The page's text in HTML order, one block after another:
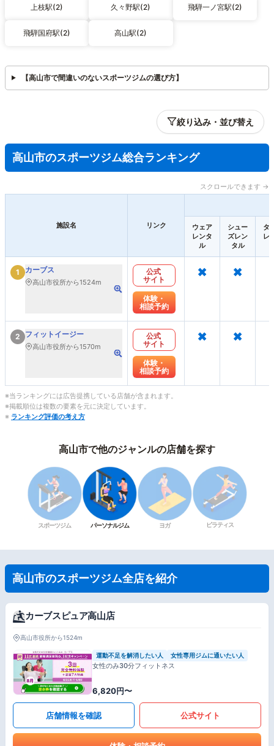
上枝駅(2) 久々野駅(2) 飛騨一ノ宮駅(2)
飛騨国府駅(2) 高山駅(2)
【高山市で間違いのないスポーツジムの選び方】
絞り込み・並び替え
高山市のスポーツジム総合ランキング
スクロールできます →
施設名 リンク
ウェア
レンタ
ル
シュー
ズレン
タル
タ
レ
1 カーブス
高山市役所から1524m
公式
サイト
体験・
相談予約
× ×
2 フィットイージー
高山市役所から1570m
公式
サイト
体験・
相談予約
× ×
※当ランキングには広告提携している店舗が含まれます。
※掲載順位は複数の要素を元に決定しています。
※ ランキング評価の考え方
高山市で他のジャンルの店舗を探す
スポーツジム パーソナルジム ヨガ ピラティス
高山市のスポーツジム全店を紹介
カーブスピュア高山店
高山市役所から1524m
運動不足を解消したい人 女性専用ジムに通いたい人
女性のみ30分フィットネス
6,820円〜
店舗情報を確認 公式サイト